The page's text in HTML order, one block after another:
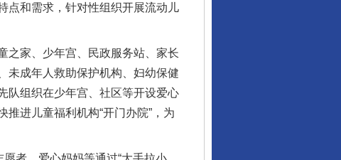
点和需求，针对性组织开展流动儿
家、少年宫、民政服务站、家长
未成年人救助保护机构、妇幼保健
队组织在少年宫、社区等开设爱心
进儿童福利机构“开门办院”，为